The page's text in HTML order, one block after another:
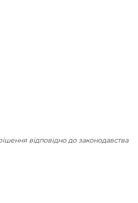
відповідно до законодавства